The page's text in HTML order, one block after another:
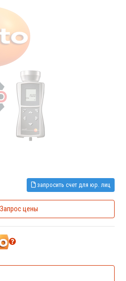
запросить счет для юр. лиц
Запрос цены